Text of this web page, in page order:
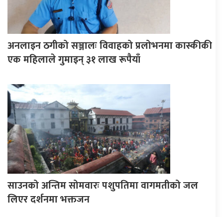
अनलाइन ठगीको सञ्जालः विवाहको प्रलोभनमा कास्कीकी
एक महिलाले गुमाइन् ३१ लाख रूपैयाँ
साउनको अन्तिम सोमवारः पशुपतिमा वागमतीको जल
लिएर दर्शनमा भक्तजन